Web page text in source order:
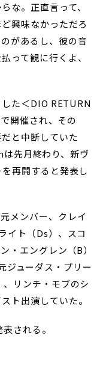
な。正直言って、
興味なかっただろ
があるし、彼の音
って観に行くよ、
た＜DIO RETURN
開催され、その
と中断していた
先月終わり、新ヴ
再開すると発表し
メンバー、クレイ
イト（Ds）、スコ
・エングレン（B）
ューダス・プリー
リンチ・モブのシ
ト出演していた。
される。